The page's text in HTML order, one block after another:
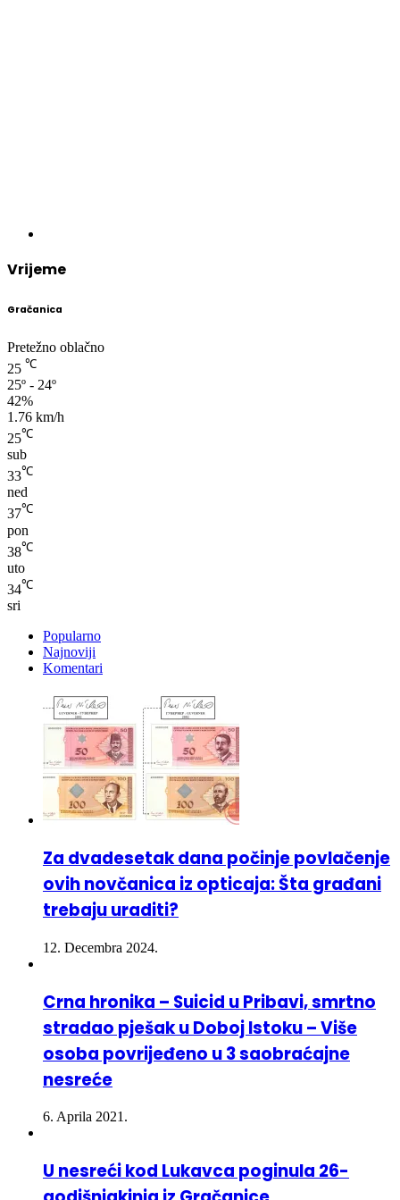
Vrijeme
Gračanica
Pretežno oblačno
25º - 24º
42%
1.76 km/h
25℃
sub
33 ℃
ned
37 ℃
pon
38
℃
uto
34 ℃
sri
Komentari
Za dvadesetak dana počinje povlačenje
ovih novčanica iz opticaja: Šta građani
trebaju uraditi?
12. Decembra 2024.
stradao pješak u Doboj Istoku – Više
osoba povrijeđeno u 3 saobraćajne
nesreće
6. Aprila 2021.
godišnjakinja iz Gračanice